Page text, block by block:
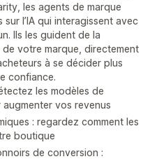
les agents de marque
l’IA qui interagissent avec
Ils les guident de la
votre marque, directement
à se décider plus
confiance.
les modèles de
vos revenus
: regardez comment les
boutique
de conversion :